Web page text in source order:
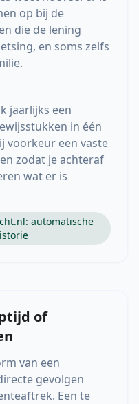
op bij de
die de lening
en soms zelfs
jaarlijks een
in één
voorkeur een vaste
zodat je achteraf
wat er is
automatische
of
van een
gevolgen
Een te